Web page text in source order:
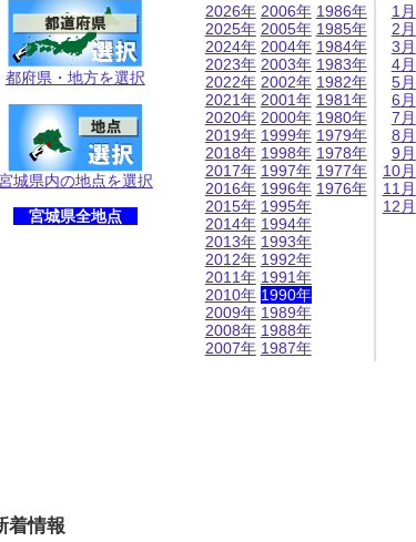
都府県・地方を選択
城県内の地点を選択
宮城県全地点
2026年
2025年
2024年
2023年
2022年
2021年
2020年
2019年
2018年
2017年
2016年
2015年
2014年
2013年
2012年
2011年
2010年
2009年
2008年
2007年
2006年
2005年
2004年
2003年
2002年
2001年
2000年
1999年
1998年
1997年
1996年
1995年
1994年
1993年
1992年
1991年
1990年
1989年
1988年
1987年
1986年
1985年
1984年
1983年
1982年
1981年
1980年
1979年
1978年
1977年
1976年
1月
2月
3月
4月
5月
6月
7月
8月
9月
10月
11月
12月
着情報